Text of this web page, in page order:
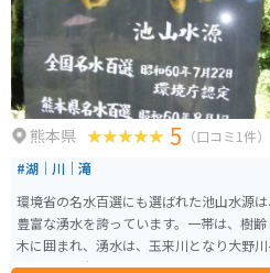
熊本県 5 （口コミ1件）
#湖｜川｜滝
環境省の名水百選にも選ばれた池山水源
豊富な湧水を誇っています。一帯は、樹
木に囲まれ、湧水は、玉来川となり大野
います。熊本のおいしい水の代表です。